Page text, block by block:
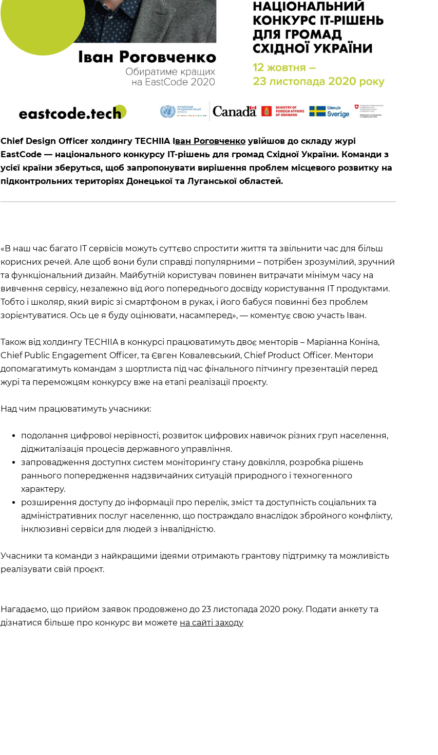
Chief Design Officer холдингу TECHIIA Іван Роговченко увійшов до складу журі
EastCode — національного конкурсу ІТ-рішень для громад Східної України. Команди з
усієї країни зберуться, щоб запропонувати вирішення проблем місцевого розвитку на
підконтрольних територіях Донецької та Луганської областей.
«В наш час багато ІТ сервісів можуть суттєво спростити життя та звільнити час для більш
корисних речей. Але щоб вони були справді популярними – потрібен зрозумілий, зручний
та функціональний дизайн. Майбутній користувач повинен витрачати мінімум часу на
вивчення сервісу, незалежно від його попереднього досвіду користування ІТ продуктами.
Тобто і школяр, який виріс зі смартфоном в руках, і його бабуся повинні без проблем
зорієнтуватися. Ось це я буду оцінювати, насамперед», — коментує свою участь Іван.
Також від холдингу TECHIIA в конкурсі працюватимуть двоє менторів – Маріанна Коніна,
Chief Public Engagement Officer, та Євген Ковалевський, Chief Product Officer. Ментори
допомагатимуть командам з шортлиста під час фінального пітчингу презентацій перед
журі та переможцям конкурсу вже на етапі реалізації проєкту.
Над чим працюватимуть учасники:
подолання цифрової нерівності, розвиток цифрових навичок різних груп населення,
діджиталізація процесів державного управління.
запровадження доступнх систем моніторингу стану довкілля, розробка рішень
раннього попередження надзвичайних ситуацій природного і техногенного
характеру.
розширення доступу до інформації про перелік, зміст та доступність соціальних та
адміністративних послуг населенню, що постраждало внаслідок збройного конфлікту,
інклюзивні сервіси для людей з інвалідністю.
Учасники та команди з найкращими ідеями отримають грантову підтримку та можливість
реалізувати свій проєкт.
Нагадаємо, що прийом заявок продовжено до 23 листопада 2020 року. Подати анкету та
дізнатися більше про конкурс ви можете на сайті заходу